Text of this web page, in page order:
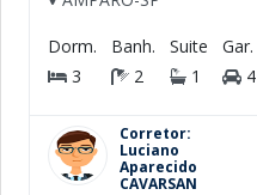
Dorm.
3
Banh.
2
Suite
1
Gar.
4
Corretor:
Luciano
Aparecido
CAVARSAN